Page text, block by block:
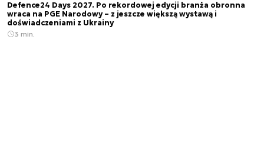
Defence24 Days 2027. Po rekordowej edycji branża obronna
wraca na PGE Narodowy – z jeszcze większą wystawą i
doświadczeniami z Ukrainy
3 min.